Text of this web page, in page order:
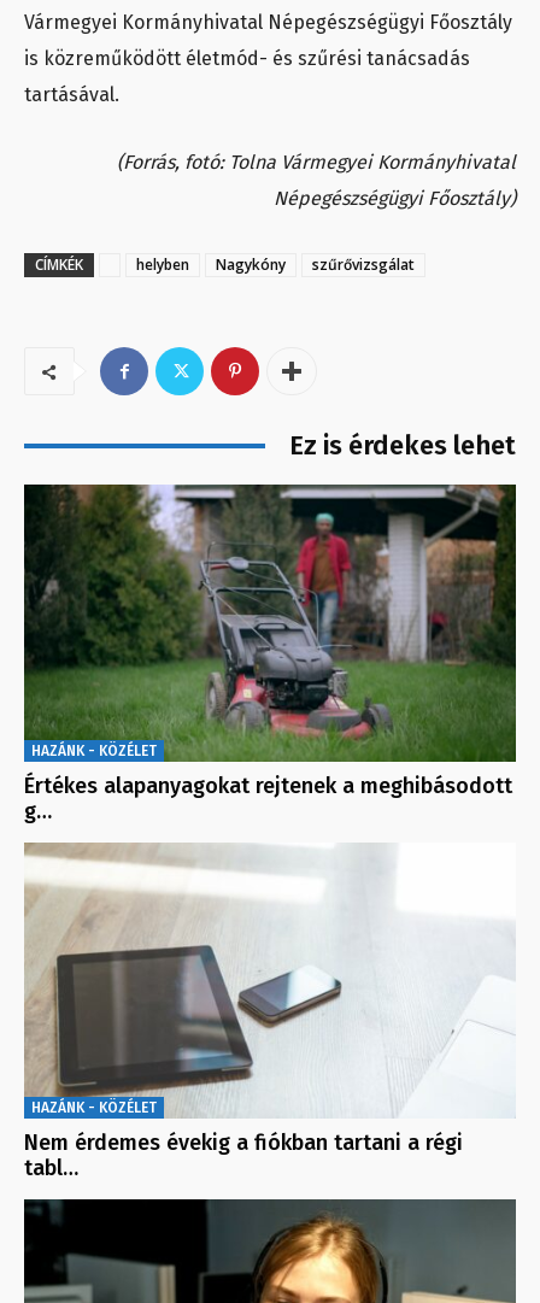
Vármegyei Kormányhivatal Népegészségügyi Főosztály
is közreműködött életmód- és szűrési tanácsadás
tartásával.
(Forrás, fotó: Tolna Vármegyei Kormányhivatal
Népegészségügyi Főosztály)
CÍMKÉK helyben Nagykóny szűrővizsgálat
Ez is érdekes lehet
HAZÁNK - KÖZÉLET
Értékes alapanyagokat rejtenek a meghibásodott
g…
HAZÁNK - KÖZÉLET
Nem érdemes évekig a fiókban tartani a régi
tabl…